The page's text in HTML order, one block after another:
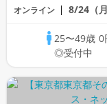
変わらないと感
オンライン 8/24（月
25〜49歳0
◎受付中